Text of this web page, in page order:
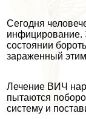
Сегодня
инфицирование.
состоянии
зараженный
Лечение ВИЧ
пытаются
систему и